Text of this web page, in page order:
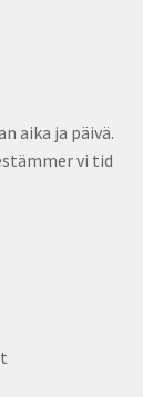
aika ja päivä.
vi tid